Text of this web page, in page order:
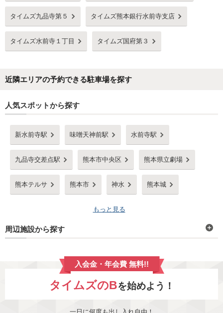
タイムズ九品寺第５ タイムズ熊本銀行水前寺支店
タイムズ水前寺１丁目 タイムズ国府第３
近隣エリアの予約できる駐車場を探す
人気スポットから探す
新水前寺駅 味噌天神前駅 水前寺駅
九品寺交差点駅 熊本市中央区 熊本県立劇場
熊本テルサ 熊本市 神水 熊本城
もっと見る
周辺施設から探す
入会金・年会費 無料!!
タイムズのBを始めよう！